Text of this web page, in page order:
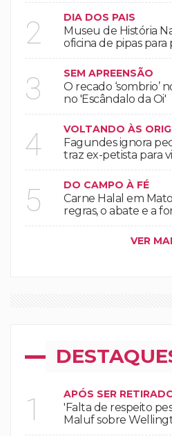
2 DIA DOS PAIS
Museu de História
oficina de pipas para
3 SEM APREENSÃO
O recado ‘sombrio’
no 'Escândalo da Oi'
4 VOLTANDO ÀS
Fagundes ignora
traz ex-petista para
5 DO CAMPO À FÉ
Carne Halal em
regras, o abate e a
VER
1 APÓS SER
'Falta de respeito
Maluf sobre